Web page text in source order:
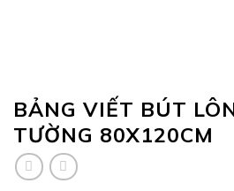
BẢNG VIẾT BÚT
TƯỜNG 80X120CM